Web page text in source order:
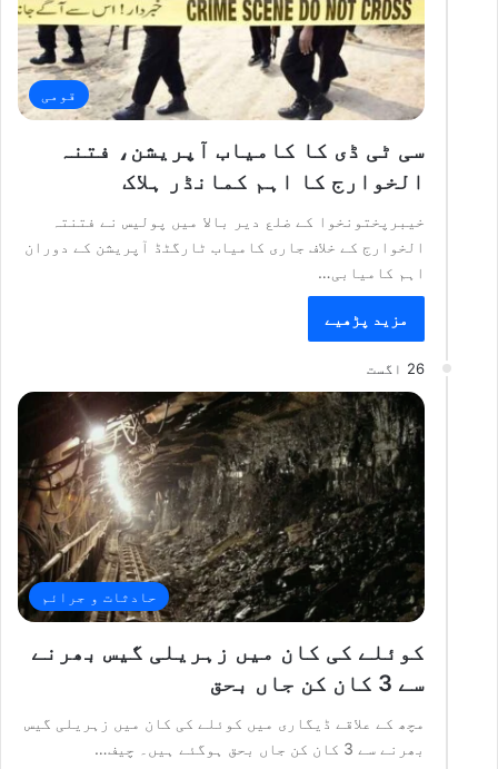
قومی
سی ٹی ڈی کا کامیاب آپریشن، فتنہ
الخوارج کا اہم کمانڈر ہلاک
خیبرپختونخوا کے ضلع دیر بالا میں پولیس نے فتنتہ
الخوارج کے خلاف جاری کامیاب ٹارگٹڈ آپریشن کے دوران
اہم کامیابی…
مزید پڑھیے
26 اگست
حادثات و جرائم
کوئلے کی کان میں زہریلی گیس بھرنے
سے 3 کان کن جاں بحق
مچھ کے علاقے ڈیگاری میں کوئلے کی کان میں زہریلی گیس
بھرنے سے 3 کان کن جاں بحق ہوگئے ہیں۔ چیف…